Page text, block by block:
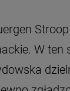
Stroop
W ten